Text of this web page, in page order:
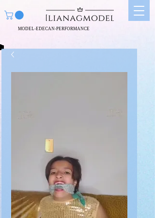
MODEL-EDECAN-PERFORMANCE